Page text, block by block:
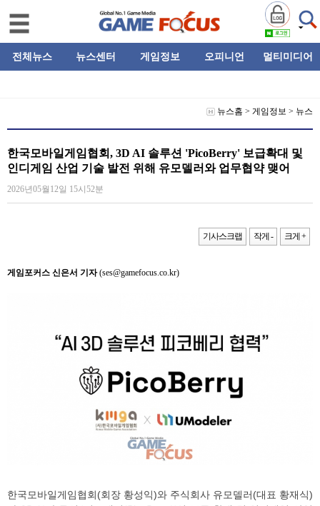
전체뉴스 뉴스센터 게임정보 오피니언 멀티미디어
뉴스홈 > 게임정보 > 뉴스
한국모바일게임협회, 3D AI 솔루션 'PicoBerry' 보급확대 및
인디게임 산업 기술 발전 위해 유모델러와 업무협약 맺어
2026년05월12일 15시52분
기사스크랩 작게 - 크게 +
게임포커스 신은서 기자(ses@gamefocus.co.kr)
한국모바일게임협회(회장 황성익)와 주식회사 유모델러(대표 황재식)